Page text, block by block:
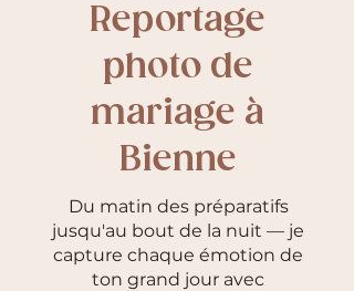
Reportage
photo de
mariage à
Bienne
Du matin des préparatifs
jusqu'au bout de la nuit — je
capture chaque émotion de
ton grand jour avec